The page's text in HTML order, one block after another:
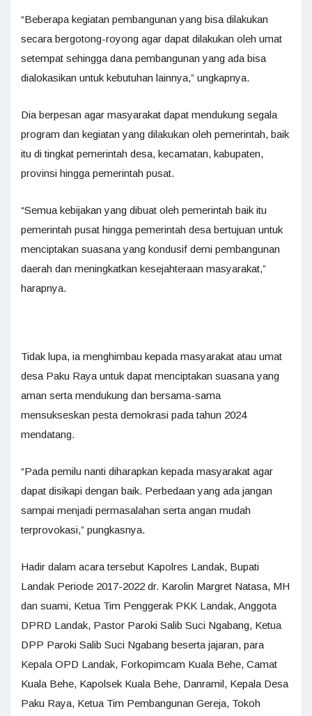
“Beberapa kegiatan pembangunan yang bisa dilakukan
secara bergotong-royong agar dapat dilakukan oleh umat
setempat sehingga dana pembangunan yang ada bisa
dialokasikan untuk kebutuhan lainnya,” ungkapnya.
Dia berpesan agar masyarakat dapat mendukung segala
program dan kegiatan yang dilakukan oleh pemerintah, baik
itu di tingkat pemerintah desa, kecamatan, kabupaten,
provinsi hingga pemerintah pusat.
“Semua kebijakan yang dibuat oleh pemerintah baik itu
pemerintah pusat hingga pemerintah desa bertujuan untuk
menciptakan suasana yang kondusif demi pembangunan
daerah dan meningkatkan kesejahteraan masyarakat,”
harapnya.
Tidak lupa, ia menghimbau kepada masyarakat atau umat
desa Paku Raya untuk dapat menciptakan suasana yang
aman serta mendukung dan bersama-sama
mensukseskan pesta demokrasi pada tahun 2024
mendatang.
“Pada pemilu nanti diharapkan kepada masyarakat agar
dapat disikapi dengan baik. Perbedaan yang ada jangan
sampai menjadi permasalahan serta angan mudah
terprovokasi,” pungkasnya.
Hadir dalam acara tersebut Kapolres Landak, Bupati
Landak Periode 2017-2022 dr. Karolin Margret Natasa, MH
dan suami, Ketua Tim Penggerak PKK Landak, Anggota
DPRD Landak, Pastor Paroki Salib Suci Ngabang, Ketua
DPP Paroki Salib Suci Ngabang beserta jajaran, para
Kepala OPD Landak, Forkopimcam Kuala Behe, Camat
Kuala Behe, Kapolsek Kuala Behe, Danramil, Kepala Desa
Paku Raya, Ketua Tim Pembangunan Gereja, Tokoh